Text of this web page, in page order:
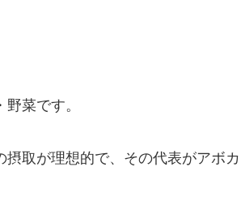
菜です。
取が理想的で、その代表がアボカ